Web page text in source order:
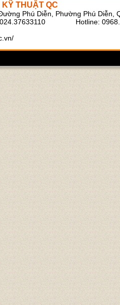
THUẬT QC
Phú Diễn, Phường Phú Diễn,
Hotline: